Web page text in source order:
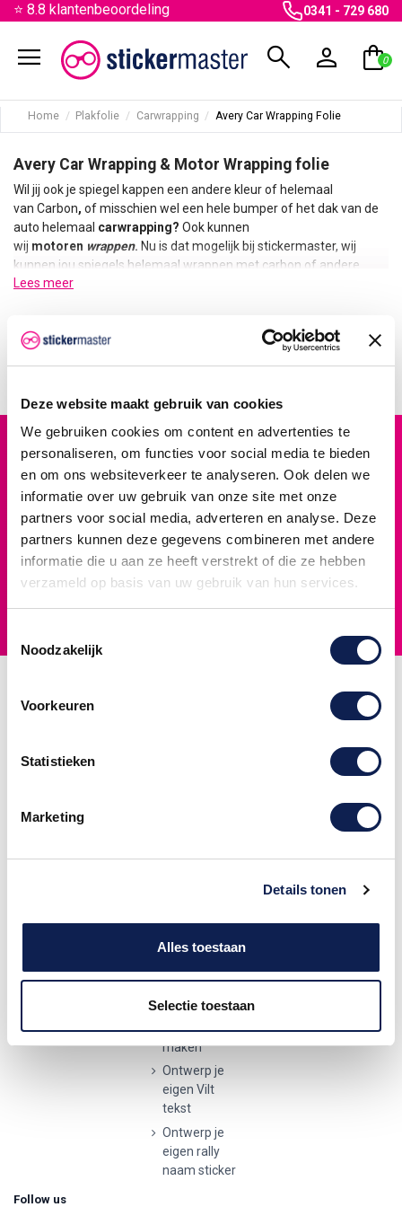
Deze website maakt gebruik van cookies
We gebruiken cookies om content en advertenties te
personaliseren, om functies voor social media te bieden
en om ons websiteverkeer te analyseren. Ook delen we
informatie over uw gebruik van onze site met onze
partners voor social media, adverteren en analyse. Deze
partners kunnen deze gegevens combineren met andere
informatie die u aan ze heeft verstrekt of die ze hebben
verzameld op basis van uw gebruik van hun services.
Noodzakelijk
Voorkeuren
Statistieken
Marketing
Details tonen
Alles toestaan
Selectie toestaan
⭐ 8.8 klantenbeoordeling 0341 - 729 680
menu search person shopping_bag
0
Home Plakfolie Carwrapping Avery Car Wrapping Folie
Avery Car Wrapping & Motor Wrapping folie
Wil jij ook je spiegel kappen een andere kleur of helemaal
van Carbon, of misschien wel een hele bumper of het dak van de
auto helemaal carwrapping? Ook kunnen
wij motoren wrappen. Nu is dat mogelijk bij stickermaster, wij
kunnen jou spiegels helemaal wrappen met carbon of andere
kleuren, natuurlijk kunnen wij ook alleen het materiaal leveren
specialewrapfolie
voor een perfect resultaat. Carwrapping wordt
Lees meer
There are no products.
Hoogste kwaliteit
Premium materialen voor duurzaam gebruik
Snelle levering
Voor 12:00 uur besteld, vandaag verzonden
14 dagen retour
Klantenservice
Veelgestelde
Betaalmethodes
Verzenden en
Privacyverklaring
tekst
ontwerp
Ontwerp je
kunststof
tekst
Wijnetiket
maken
Ontwerp je
eigen Vilt
tekst
Ontwerp je
eigen rally
naam sticker
Contactgegevens
Rendementstraat
Hattemerbroek
0341 729 680
info@stickermaster.nl
Follow us